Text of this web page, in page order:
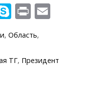
S
k
y
p
Pr
t
l
, Область,
ТГ, Президент